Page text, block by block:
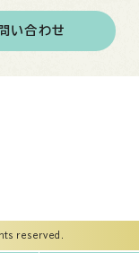
い合わせ
reserved.